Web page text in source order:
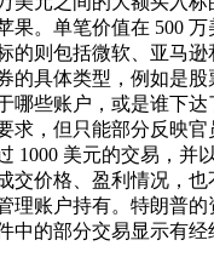
果。单笔价值在 500 万
的则包括微软、亚马逊
的具体类型，例如是
哪些账户，或是谁下
求，但只能部分反映官
1000 美元的交易，并
交价格、盈利情况，
理账户持有。特朗普
中的部分交易显示有